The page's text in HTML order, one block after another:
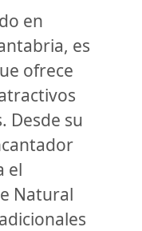
en
es
ofrece
Desde su
el
Natural